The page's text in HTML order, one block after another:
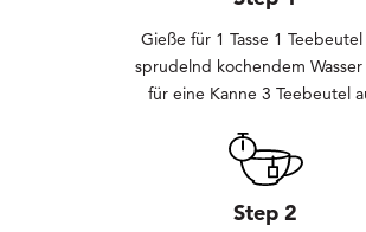
Gieße für 1 Tasse 1
sprudelnd kochendem
für eine Kanne 3 Teebeutel
Step 2